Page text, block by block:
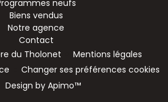
neufs
Biens vendus
Notre agence
Contact
du Tholonet
Mentions légales
Changer ses préférences cookies
Design by Apimo™